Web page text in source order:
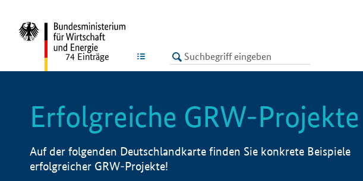
LISTE
74 Einträge
Erfolgreiche GRW-Projekte
Auf der folgenden Deutschlandkarte finden Sie konkrete Beispiele
erfolgreicher GRW-Projekte!